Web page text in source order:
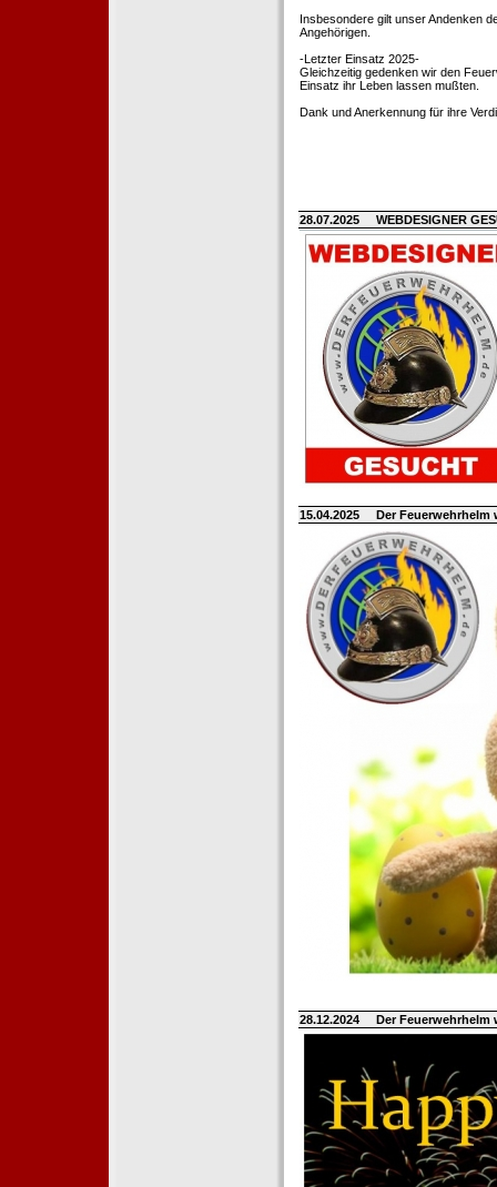
Insbesondere gilt unser Andenken
Angehörigen.
-Letzter Einsatz 2025-
Gleichzeitig gedenken wir den
Einsatz ihr Leben lassen mußten.
Dank und Anerkennung für ihre
28.07.2025 WEBDESIGNER
15.04.2025 Der
28.12.2024 Der